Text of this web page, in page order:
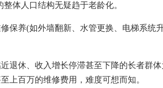
体人口结构无疑趋于老龄化。
养(如外墙翻新、水管更换、电梯系统
休、收入增长停滞甚至下降的长者群体
上百万的维修费用，难度可想而知。